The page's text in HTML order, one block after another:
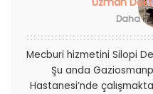
Daha
Mecburi hizmetini Silopi
Şu anda
Hastanesi’nde